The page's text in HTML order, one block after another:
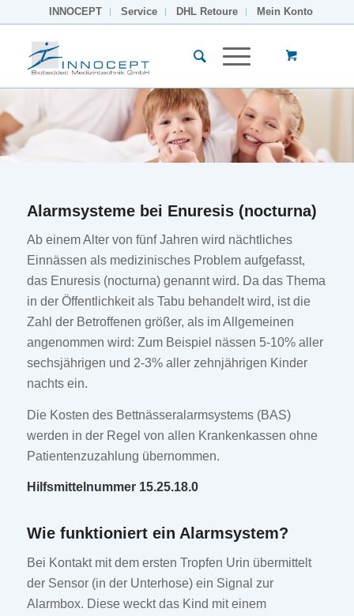
INNOCEPT Service DHL Retoure Mein Konto
Alarmsysteme bei Enuresis (nocturna)
Ab einem Alter von fünf Jahren wird nächtliches
Einnässen als medizinisches Problem aufgefasst,
das Enuresis (nocturna) genannt wird. Da das Thema
in der Öffentlichkeit als Tabu behandelt wird, ist die
Zahl der Betroffenen größer, als im Allgemeinen
angenommen wird: Zum Beispiel nässen 5-10% aller
sechsjährigen und 2-3% aller zehnjährigen Kinder
nachts ein.
Die Kosten des Bettnässeralarmsystems (BAS)
werden in der Regel von allen Krankenkassen ohne
Patientenzuzahlung übernommen.
Hilfsmittelnummer 15.25.18.0
Wie funktioniert ein Alarmsystem?
Bei Kontakt mit dem ersten Tropfen Urin übermittelt
der Sensor (in der Unterhose) ein Signal zur
Alarmbox. Diese weckt das Kind mit einem